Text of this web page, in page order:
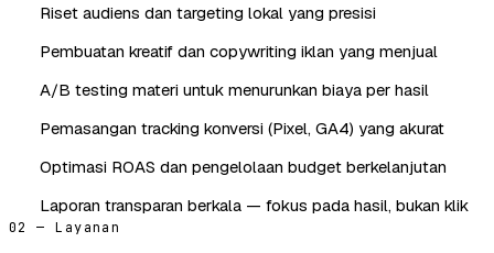
Riset audiens dan targeting lokal yang presisi
Pembuatan kreatif dan copywriting iklan yang menjual
A/B testing materi untuk menurunkan biaya per hasil
Pemasangan tracking konversi (Pixel, GA4) yang akurat
Optimasi ROAS dan pengelolaan budget berkelanjutan
Laporan transparan berkala — fokus pada hasil, bukan klik
02 — Layanan